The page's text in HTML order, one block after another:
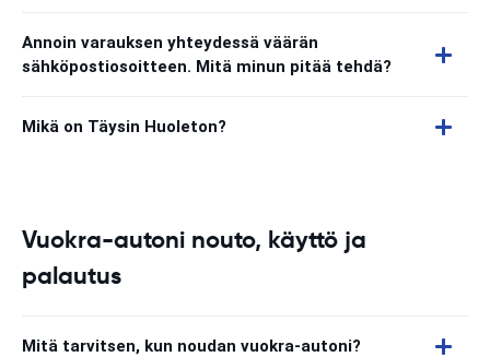
Annoin varauksen yhteydessä väärän
sähköpostiosoitteen. Mitä minun pitää tehdä?
Mikä on Täysin Huoleton?
Vuokra-autoni nouto, käyttö ja
palautus
Mitä tarvitsen, kun noudan vuokra-autoni?